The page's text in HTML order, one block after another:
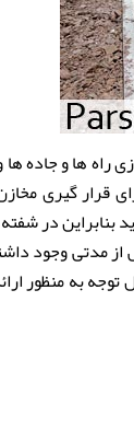
ها و جاده
گیری
در
وجود
به منظور